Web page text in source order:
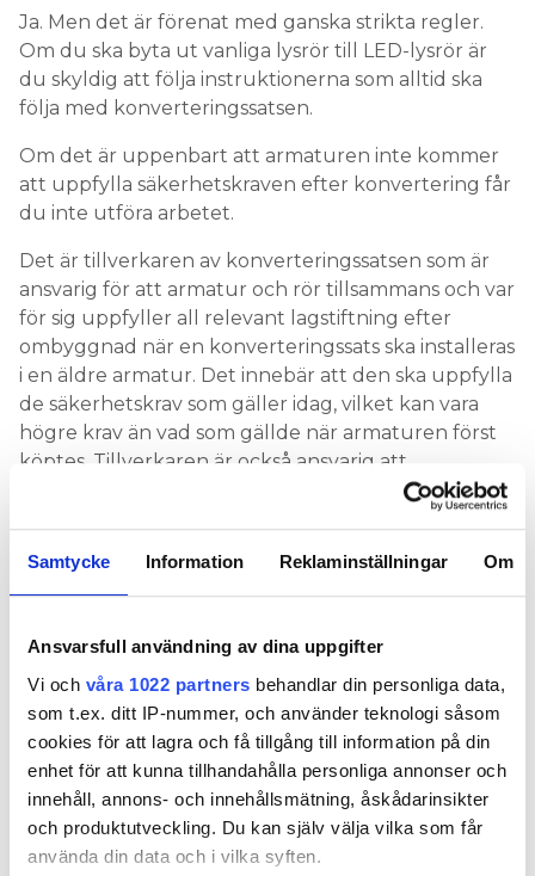
Samtycke Information Reklaminställningar Om
Ansvarsfull användning av dina uppgifter
Vi och våra 1022 partners behandlar din personliga data,
som t.ex. ditt IP-nummer, och använder teknologi såsom
cookies för att lagra och få tillgång till information på din
enhet för att kunna tillhandahålla personliga annonser och
innehåll, annons- och innehållsmätning, åskådarinsikter
och produktutveckling. Du kan själv välja vilka som får
använda din data och i vilka syften.
Ja. Men det är förenat med ganska strikta regler.
Om du ska byta ut vanliga lysrör till LED-lysrör är
du skyldig att följa instruktionerna som alltid ska
följa med konverteringssatsen.
Om det är uppenbart att armaturen inte kommer
att uppfylla säkerhetskraven efter konvertering får
du inte utföra arbetet.
Det är tillverkaren av konverteringssatsen som är
ansvarig för att armatur och rör tillsammans och var
för sig uppfyller all relevant lagstiftning efter
ombyggnad när en konverteringssats ska installeras
i en äldre armatur. Det innebär att den ska uppfylla
de säkerhetskrav som gäller idag, vilket kan vara
högre krav än vad som gällde när armaturen först
köptes. Tillverkaren är också ansvarig att
tillhandahålla instruktioner som är så tydliga att
konverteringen görs på det sätt man avsett.
LÄS OCKSÅ:
FÅR JAG MATA HUSET MED ELBILEN VID
STRÖMAVBROTT?
ELSÄKERHET
Nyhetsbrev
Prenumerera på vårt nyhetsbrev och få nyheter, tips